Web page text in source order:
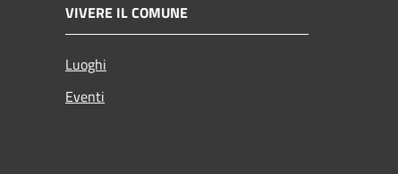
VIVERE IL COMUNE
Luoghi
Eventi